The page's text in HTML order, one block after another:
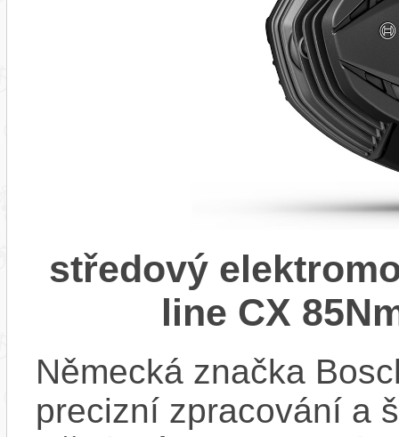
středový
line CX
Německá značka
precizní zpracování a